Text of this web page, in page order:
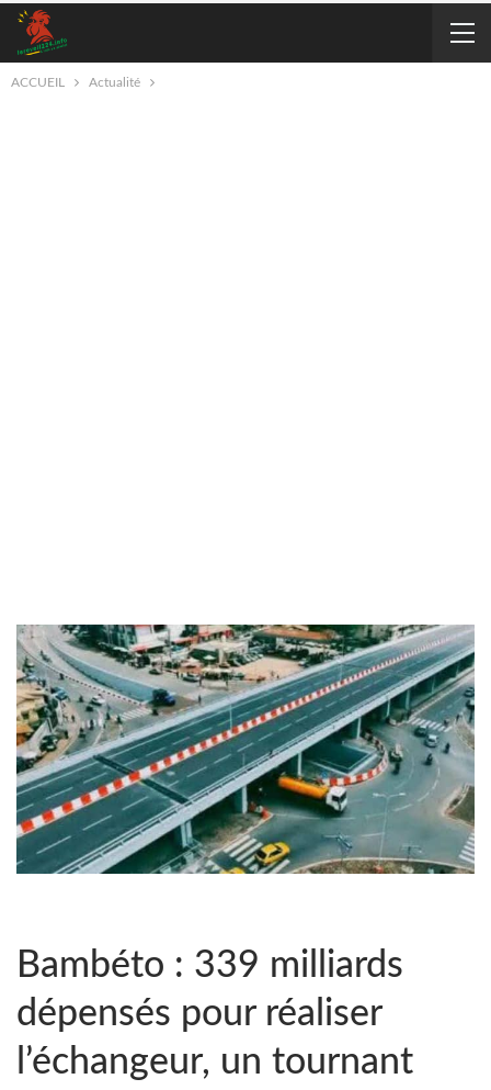
ACCUEIL Actualité
Bambéto : 339 milliards
dépensés pour réaliser
l’échangeur, un tournant